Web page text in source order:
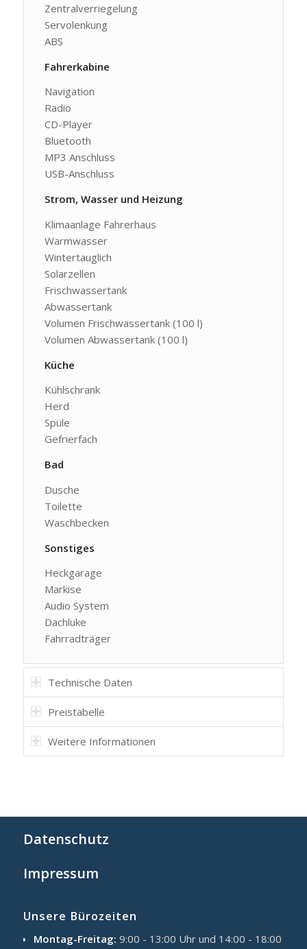
Zentralverriegelung
Servolenkung
ABS
Fahrerkabine
Navigation
Radio
CD-Player
Bluetooth
MP3 Anschluss
USB-Anschluss
Strom, Wasser und Heizung
Klimaanlage Fahrerhaus
Warmwasser
Wintertauglich
Solarzellen
Frischwassertank
Abwassertank
Volumen Frischwassertank (100 l)
Volumen Abwassertank (100 l)
Küche
Kühlschrank
Herd
Spüle
Gefrierfach
Bad
Dusche
Toilette
Waschbecken
Sonstiges
Heckgarage
Markise
Audio System
Dachluke
Fahrradträger
Technische Daten
Preistabelle
Weitere Informationen
Datenschutz
Impressum
Unsere Bürozeiten
Montag-Freitag: 9:00 - 13:00 Uhr und 14:00 - 18:00